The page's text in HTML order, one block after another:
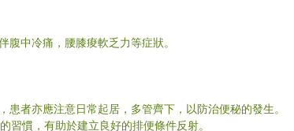
中冷痛，腰膝痠軟乏力等症狀。
者亦應注意日常起居，多管齊下，以防治便秘的發生。
習慣，有助於建立良好的排便條件反射。